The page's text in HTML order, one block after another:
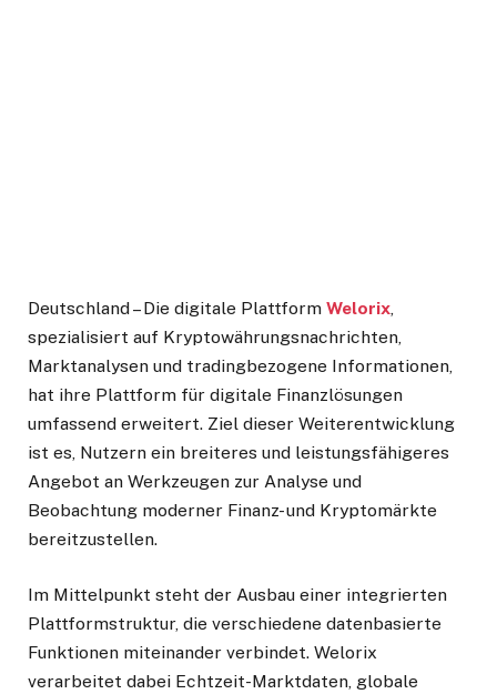
Deutschland – Die digitale Plattform Welorix,
spezialisiert auf Kryptowährungsnachrichten,
Marktanalysen und tradingbezogene Informationen,
hat ihre Plattform für digitale Finanzlösungen
umfassend erweitert. Ziel dieser Weiterentwicklung
ist es, Nutzern ein breiteres und leistungsfähigeres
Angebot an Werkzeugen zur Analyse und
Beobachtung moderner Finanz- und Kryptomärkte
bereitzustellen.
Im Mittelpunkt steht der Ausbau einer integrierten
Plattformstruktur, die verschiedene datenbasierte
Funktionen miteinander verbindet. Welorix
verarbeitet dabei Echtzeit-Marktdaten, globale